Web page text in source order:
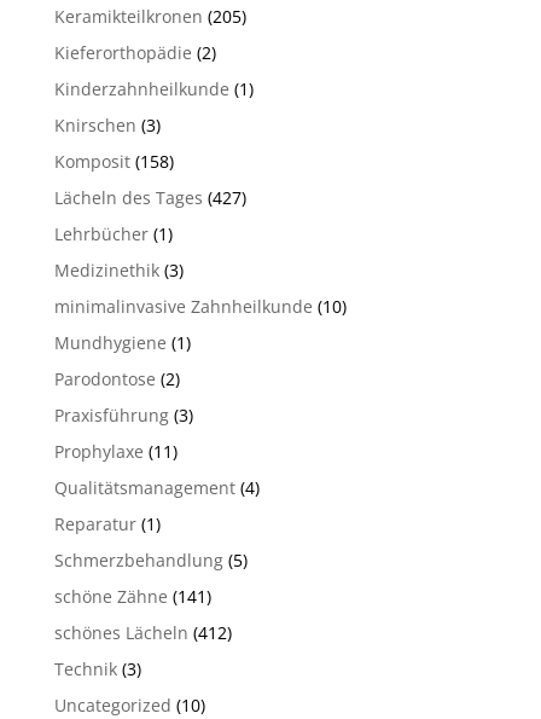
Keramikteilkronen (205)
Kieferorthopädie (2)
Kinderzahnheilkunde (1)
Knirschen (3)
Komposit(158)
Lächeln des Tages (427)
Lehrbücher(1)
Medizinethik(3)
minimalinvasive Zahnheilkunde (10)
Mundhygiene (1)
Parodontose (2)
Praxisführung(3)
Prophylaxe (11)
Qualitätsmanagement(4)
Reparatur(1)
Schmerzbehandlung(5)
schöne Zähne (141)
schönes Lächeln (412)
Technik(3)
Uncategorized (10)